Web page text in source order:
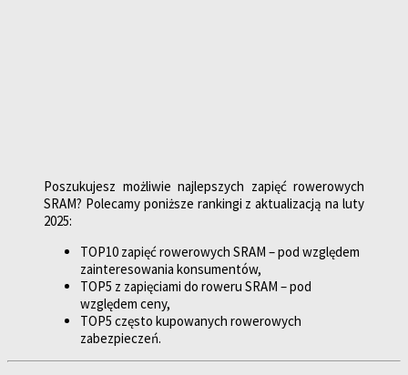
Poszukujesz możliwie najlepszych zapięć rowerowych
SRAM? Polecamy poniższe rankingi z aktualizacją na luty
2025:
TOP10 zapięć rowerowych SRAM – pod względem
zainteresowania konsumentów,
TOP5 z zapięciami do roweru SRAM – pod
względem ceny,
TOP5 często kupowanych rowerowych
zabezpieczeń.